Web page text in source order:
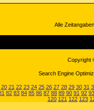
Alle
Copyright
Search Engine
20 21 22 23 24 25 26 27 28 29 30 31
82 83 84 85 86 87 88 89 90 91 92 93
120 121 122 123